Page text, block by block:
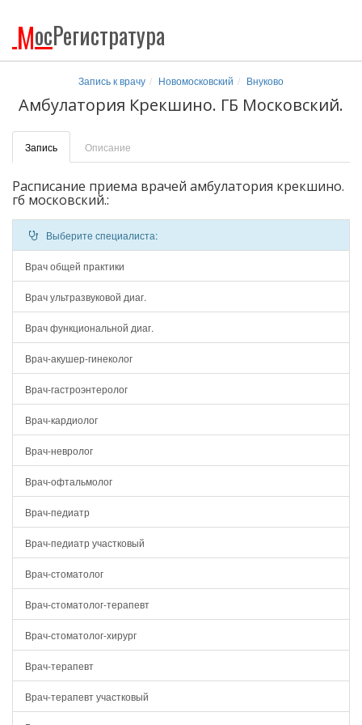
МосРегистратура
Запись к врачу Новомосковский Внуково
Амбулатория Крекшино. ГБ Московский.
Запись Описание
Расписание приема врачей амбулатория крекшино.
гб московский.:
Выберите специалиста:
Врач общей практики
Врач ультразвуковой диаг.
Врач функциональной диаг.
Врач-акушер-гинеколог
Врач-гастроэнтеролог
Врач-кардиолог
Врач-невролог
Врач-офтальмолог
Врач-педиатр
Врач-педиатр участковый
Врач-стоматолог
Врач-стоматолог-терапевт
Врач-стоматолог-хирург
Врач-терапевт
Врач-терапевт участковый